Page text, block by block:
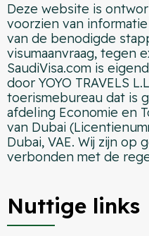
Deze website is
voorzien van
van de benodigde
visumaanvraag, tegen
SaudiVisa.com is
door YOYO TRAVELS
toerismebureau dat is
afdeling Economie en
van Dubai
Dubai, VAE. Wij zijn op
verbonden met de
Nuttige links